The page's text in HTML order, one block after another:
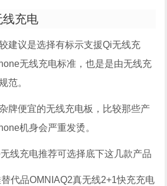
线充电
建议是选择有标示支援Qi无线充
无线充电标准，也是是由无线充
范。
牌便宜的无线充电板，比较那些产
机身会严重发烫。
线充电推荐可选择底下这几款产品
代品OMNIAQ2真无线2+1快充充电